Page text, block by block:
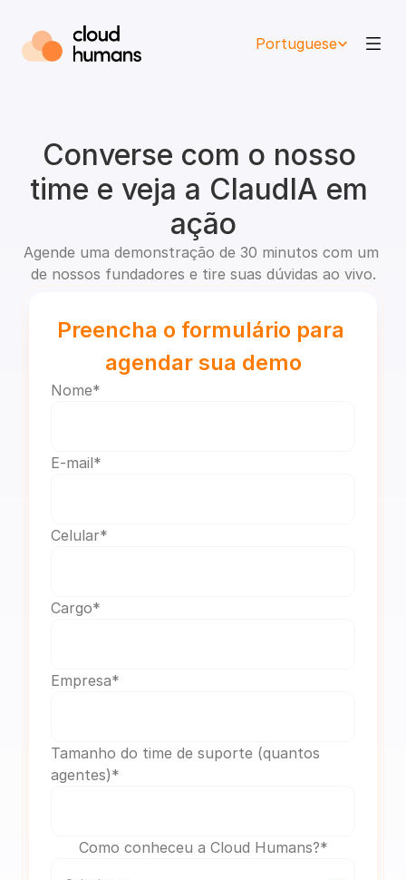
Portuguese
Converse com o nosso
time e veja a ClaudIA em
ação
Agende uma demonstração de 30 minutos com um
de nossos fundadores e tire suas dúvidas ao vivo.
Preencha o formulário para
agendar sua demo
Nome*
E-mail*
Celular*
Cargo*
Empresa*
Tamanho do time de suporte (quantos
agentes)*
Como conheceu a Cloud Humans?*